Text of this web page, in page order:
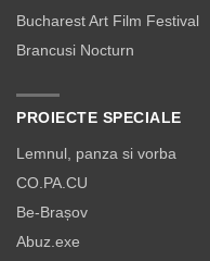
Bucharest Art Film Festival
Brancusi Nocturn
PROIECTE SPECIALE
Lemnul, panza si vorba
CO.PA.CU
Be-Brașov
Abuz.exe